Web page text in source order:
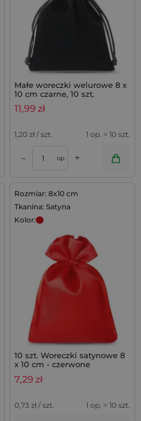
Małe woreczki welurowe 8 x
10 cm czarne, 10 szt.
11,99 zł
1,20 zł / szt. 1 op. = 10 szt.
– op. +
Rozmiar: 8x10 cm
Tkanina: Satyna
Kolor:
10 szt. Woreczki satynowe 8
x 10 cm - czerwone
7,29 zł
0,73 zł / szt. 1 op. = 10 szt.